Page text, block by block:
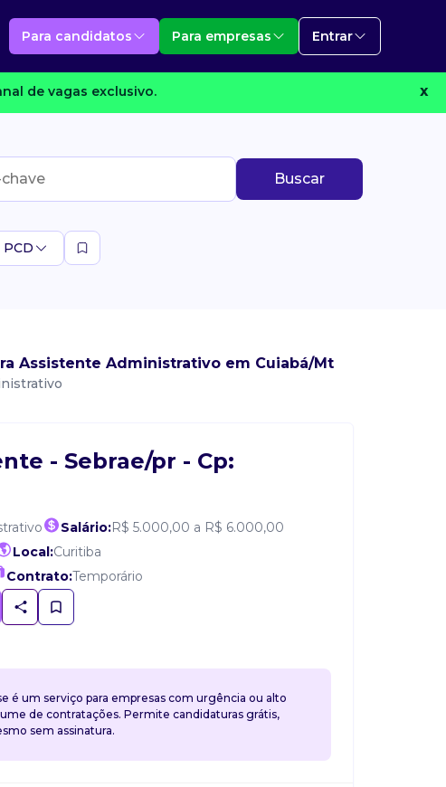
Para candidatos Para empresas Entrar
de vagas exclusivo. X
Buscar
PCD
Assistente Administrativo em Cuiabá/Mt
- Sebrae/pr - Cp:
Salário:R$ 5.000,00 a R$ 6.000,00
Local:Curitiba
Contrato:Temporário
é um serviço para empresas com urgência ou alto
de contratações. Permite candidaturas grátis,
sem assinatura.